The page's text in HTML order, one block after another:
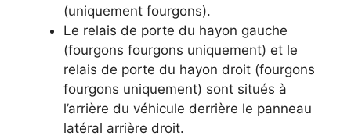
(uniquement fourgons).
Le relais de porte du hayon gauche
(fourgons fourgons uniquement) et le
relais de porte du hayon droit (fourgons
fourgons uniquement) sont situés à
l’arrière du véhicule derrière le panneau
latéral arrière droit.